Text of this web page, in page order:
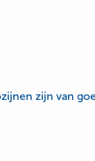
zijn van